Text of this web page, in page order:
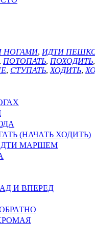
НОГАМИ, ИДТИ
ПОТОПАТЬ, ПОХОДИТЬ
, СТУПАТЬ, ХОДИТЬ,
(НАЧАТЬ ХОДИТЬ)
МАРШЕМ
И ВПЕРЕД